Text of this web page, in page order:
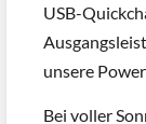
USB-
unsere
Bei voller